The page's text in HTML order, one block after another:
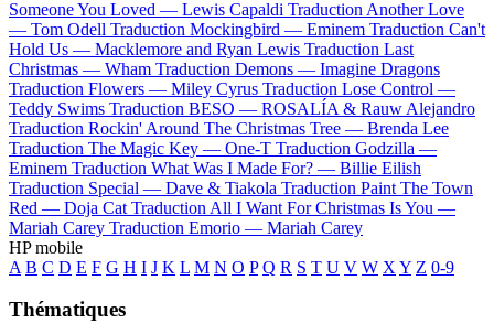
Someone You Loved — Lewis Capaldi Traduction Another Love
— Tom Odell Traduction Mockingbird — Eminem Traduction Can't
Hold Us — Macklemore and Ryan Lewis Traduction Last
Christmas — Wham Traduction Demons — Imagine Dragons
Traduction Flowers — Miley Cyrus Traduction Lose Control —
Teddy Swims Traduction BESO — ROSALÍA & Rauw Alejandro
Traduction Rockin' Around The Christmas Tree — Brenda Lee
Traduction The Magic Key — One-T Traduction Godzilla —
Eminem Traduction What Was I Made For? — Billie Eilish
Traduction Special — Dave & Tiakola Traduction Paint The Town
Red — Doja Cat Traduction All I Want For Christmas Is You —
Mariah Carey Traduction Emorio — Mariah Carey
HP mobile
A B C D E F G H I J K L M N O P Q R S T U V W X Y Z 0-9
Thématiques